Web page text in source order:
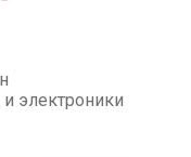
электроники